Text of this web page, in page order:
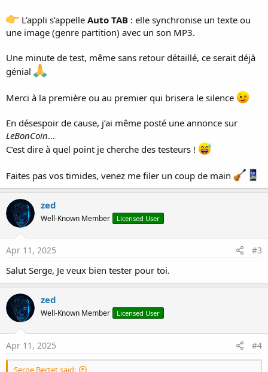
L’appli s’appelle Auto TAB : elle synchronise un texte ou
une image (genre partition) avec un son MP3.
Une minute de test, même sans retour détaillé, ce serait déjà
génial
Merci à la première ou au premier qui brisera le silence
En désespoir de cause, j’ai même posté une annonce sur
LeBonCoin...
C’est dire à quel point je cherche des testeurs !
Faites pas vos timides, venez me filer un coup de main
zed
Well-Known Member Licensed User
Apr 11, 2025 #3
Salut Serge, Je veux bien tester pour toi.
zed
Well-Known Member Licensed User
Apr 11, 2025 #4
Serge Bertet said: